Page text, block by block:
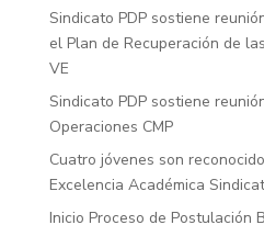
Sindicato PDP sostiene
el Plan de Recuperación de
VE
Sindicato PDP sostiene
Operaciones CMP
Cuatro jóvenes son
Excelencia Académica
Inicio Proceso de Postulación